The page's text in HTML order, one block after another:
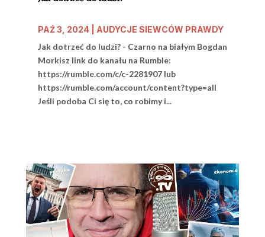
PAŹ 3, 2024| AUDYCJE SIEWCÓW PRAWDY
Jak dotrzeć do ludzi? - Czarno na białym Bogdan
Morkisz link do kanału na Rumble:
https://rumble.com/c/c-2281907 lub
https://rumble.com/account/content?type=all
Jeśli podoba Ci się to, co robimy i...